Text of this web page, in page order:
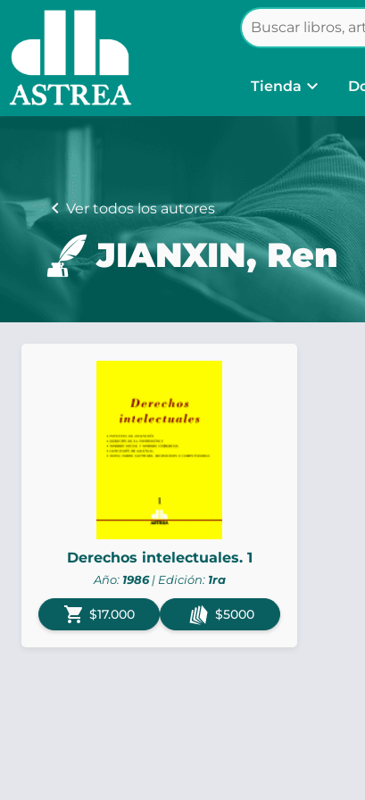
Tienda keyboard_arrow_down
chevron_leftVer todos los autores
JIANXIN, Ren
Derechos intelectuales. 1
Año: 1986| Edición: 1ra
shopping_cart $17.000 $5000